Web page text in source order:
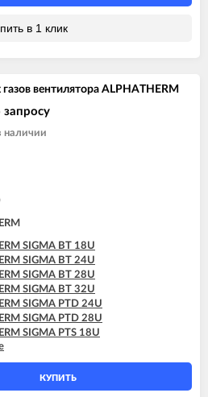
SIGMA PTS 24U
в 1 клик
вентилятора ALPHATHERM
запросу
наличии
SIGMA BT 18U
SIGMA BT 24U
SIGMA BT 28U
SIGMA BT 32U
SIGMA PTD 24U
SIGMA PTD 28U
SIGMA PTS 18U
SIGMA PTS 24U
SIGMA PTS 28U
КУПИТЬ